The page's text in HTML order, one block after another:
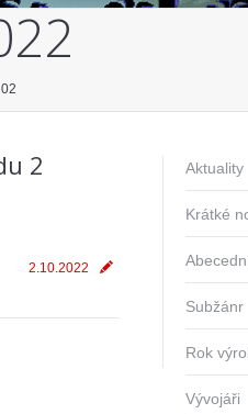
02
2
2.10.2022
Aktuality
Krátké
Subžánr
Rok
Vývojáři